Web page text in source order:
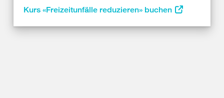
Kurs «Freizeitunfälle reduzieren» buchen